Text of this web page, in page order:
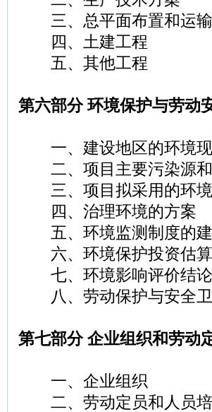
三、总平面布置和运输
四、土建工程
五、其他工程
第六部分 环境保护与劳动
一、建设地区的环境
二、项目主要污染源和
三、项目拟采用的环境
四、治理环境的方案
五、环境监测制度的
六、环境保护投资估算
七、环境影响评价结论
八、劳动保护与安全
第七部分 企业组织和劳动
一、企业组织
二、劳动定员和人员培